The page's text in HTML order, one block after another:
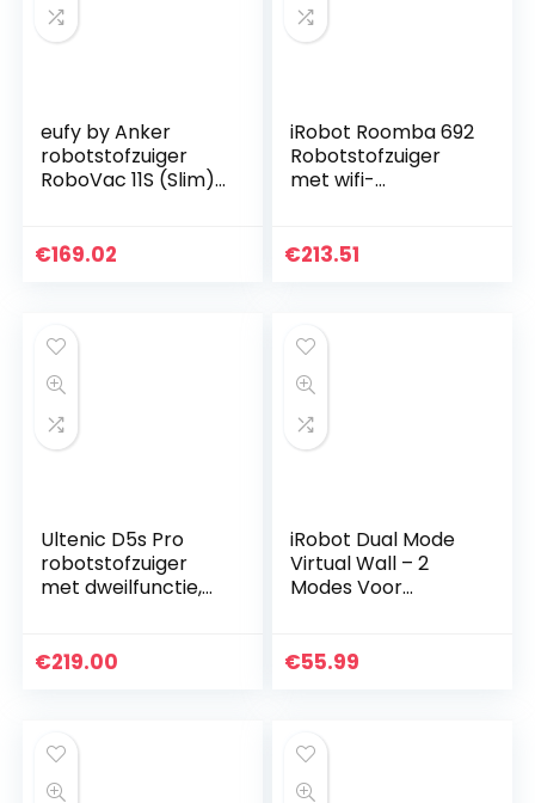
eufy by Anker
robotstofzuiger
RoboVac 11S (Slim)
zuigkracht van 1300
€169.02
iRobot Roomba 692
Robotstofzuiger
met wifi-
reinigingssysteem
€213.51
Ultenic D5s Pro
robotstofzuiger
met dweilfunctie,
robotstofzuiger
€219.00
iRobot Dual Mode
Virtual Wall – 2
Modes Voor
– 2 Stuks
€55.99